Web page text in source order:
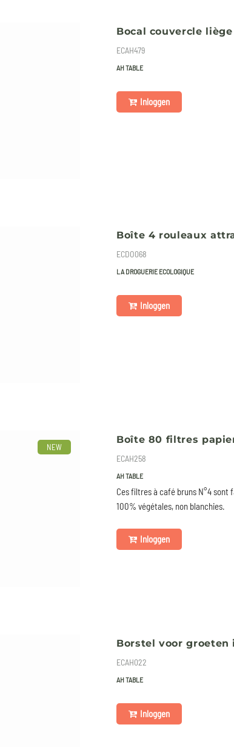
Bocal couvercle liège
ECAH479
AH TABLE
Inloggen
Boîte 4 rouleaux
ECDO068
LA DROGUERIE ECOLOGIQUE
Inloggen
NEW
Boîte 80 filtres
ECAH258
AH TABLE
Ces filtres à café bruns N°4 sont
100% végétales, non blanchies.
Inloggen
Borstel voor
ECAH022
AH TABLE
Inloggen